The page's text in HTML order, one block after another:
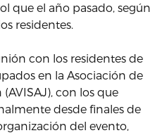
que el año pasado, según
residentes.
con los residentes de
en la Asociación de
con los que
desde finales de
del evento,